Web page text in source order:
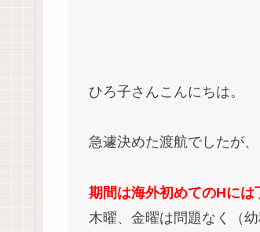
ひろ子さんこんにちは。
急遽決めた渡航でしたが
期間は海外初めてのHには
木曜、金曜は問題なく（